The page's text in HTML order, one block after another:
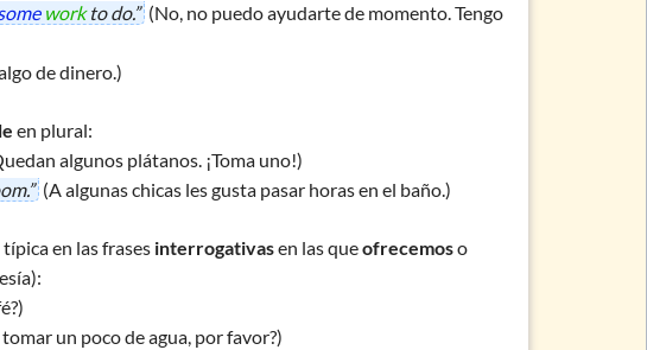
workto do.” (No, no puedo ayudarte de momento. Tengo
de dinero.)
en plural:
algunos plátanos. ¡Toma uno!)
(A algunas chicas les gusta pasar horas en el baño.)
en las frases interrogativasen las queofrecemoso
):
un poco de agua, por favor?)